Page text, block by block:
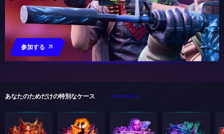
参加する
あなたのためだけの特別なケース すべてのケース